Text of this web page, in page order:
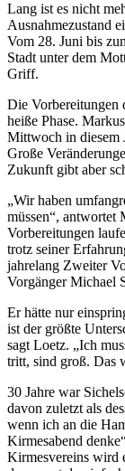
Lang ist es nicht
Ausnahmezustand
Vom 28. Juni bis
Stadt unter dem
Griff.
Die Vorbereitungen
heiße Phase.
Mittwoch in diesem
Große
Zukunft gibt aber
„Wir haben
müssen“, antwortet
Vorbereitungen
trotz seiner
jahrelang Zweiter
Vorgänger Michael
Er hätte nur
ist der größte
sagt Loetz. „Ich
tritt, sind groß. Das
30 Jahre war
davon zuletzt als
wenn ich an die
Kirmesabend
Kirmesvereins wird